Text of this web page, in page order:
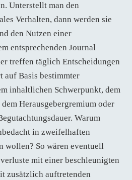
Unterstellt man den
Verhalten, dann werden sie
den Nutzen einer
entsprechenden Journal
treffen täglich Entscheidungen
auf Basis bestimmter
inhaltlichen Schwerpunkt, dem
Herausgebergremium oder
Warum
in zweifelhaften
wollen? So wären eventuell
mit einer beschleunigten
zusätzlich auftretenden